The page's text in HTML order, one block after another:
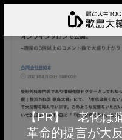
【PR】「老化は
革命的提言が大
HOME
サービス